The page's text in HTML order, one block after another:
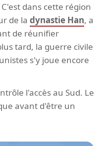
dans cette région
de la dynastie Han, a
de réunifier
tard, la guerre civile
s'y joue encore
l'accès au Sud. Le
avant d'être un